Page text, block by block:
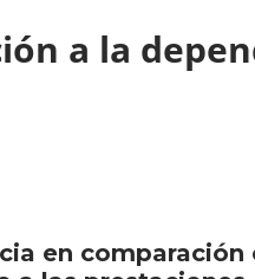
a la
en comparación